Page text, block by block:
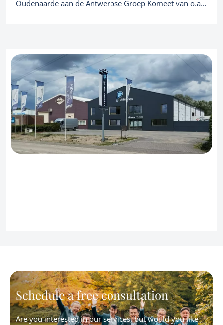
Oudenaarde aan de Antwerpse Groep Komeet van o.a.
stond voorheen vooral sterk in Antwerpen en Limburg.
Voor DaVinci is dit reeds de 4de succesvolle transactie
in de sector, een 5de is reeds in de maak.
Schedule a free consultation
Are you interested in our services, but would you like